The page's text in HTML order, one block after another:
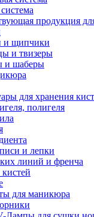
продукция
и щипчики
и твизеры
и шаберы
для хранения
полигеля
и лепки
линий и френча
для маникюра